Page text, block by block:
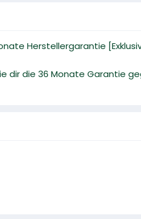
Herstellergarantie
dir die 36 Monate Garantie